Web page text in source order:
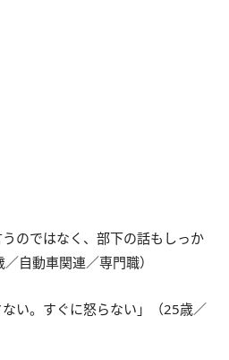
のではなく、部下の話もしっか
自動車関連／専門職）
い。すぐに怒らない」（25歳／